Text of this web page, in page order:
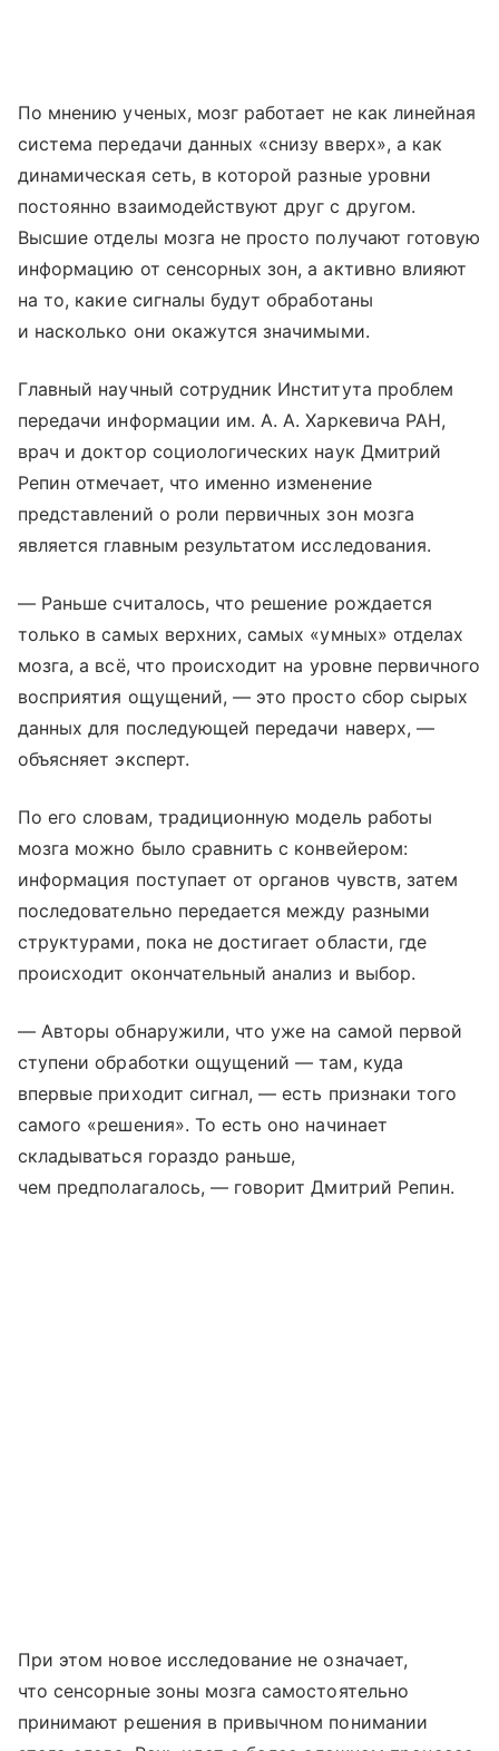
По мнению ученых, мозг работает не как линейная
система передачи данных «снизу вверх», а как
динамическая сеть, в которой разные уровни
постоянно взаимодействуют друг с другом.
Высшие отделы мозга не просто получают готовую
информацию от сенсорных зон, а активно влияют
на то, какие сигналы будут обработаны
и насколько они окажутся значимыми.
Главный научный сотрудник Института проблем
передачи информации им. А. А. Харкевича РАН,
врач и доктор социологических наук Дмитрий
Репин отмечает, что именно изменение
представлений о роли первичных зон мозга
является главным результатом исследования.
— Раньше считалось, что решение рождается
только в самых верхних, самых «умных» отделах
мозга, а всё, что происходит на уровне первичного
восприятия ощущений, — это просто сбор сырых
данных для последующей передачи наверх, —
объясняет эксперт.
По его словам, традиционную модель работы
мозга можно было сравнить с конвейером:
информация поступает от органов чувств, затем
последовательно передается между разными
структурами, пока не достигает области, где
происходит окончательный анализ и выбор.
— Авторы обнаружили, что уже на самой первой
ступени обработки ощущений — там, куда
впервые приходит сигнал, — есть признаки того
самого «решения». То есть оно начинает
складываться гораздо раньше,
чем предполагалось, — говорит Дмитрий Репин.
При этом новое исследование не означает,
что сенсорные зоны мозга самостоятельно
принимают решения в привычном понимании